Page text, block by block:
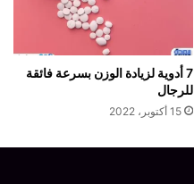
7 أدوية لزيادة الوزن بسرعة فائقة
للرجال
15 أكتوبر، 2022